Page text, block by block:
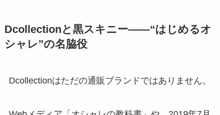
Dcollectionと黒スキニー——“はじめるオ
シャレ”の名脇役
Dcollectionはただの通販ブランドではありません。